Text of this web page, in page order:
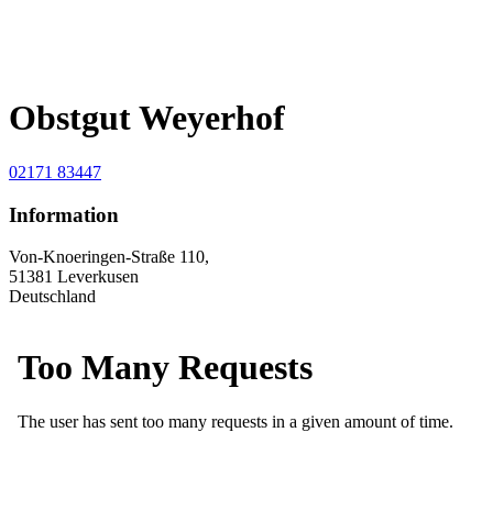
Obstgut Weyerhof
02171 83447
Information
Von-Knoeringen-Straße 110,
51381 Leverkusen
Deutschland